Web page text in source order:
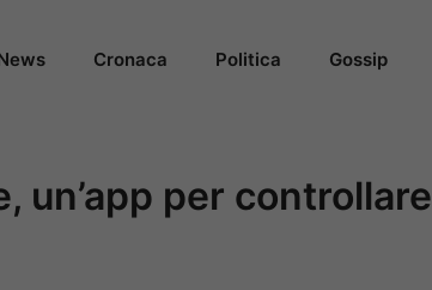
Cronaca Politica Gossip
un’app per controllare